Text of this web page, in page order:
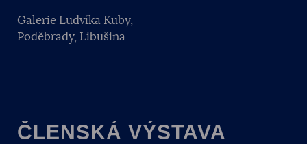
Galerie Ludvíka Kuby,
Poděbrady, Libušina
ČLENSKÁ VÝSTAVA